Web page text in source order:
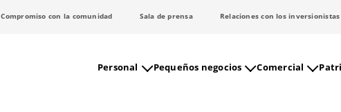
Compromiso con la comunidad Sala de prensa Relaciones con los inversionistas
Personal Pequeños negocios Comercial